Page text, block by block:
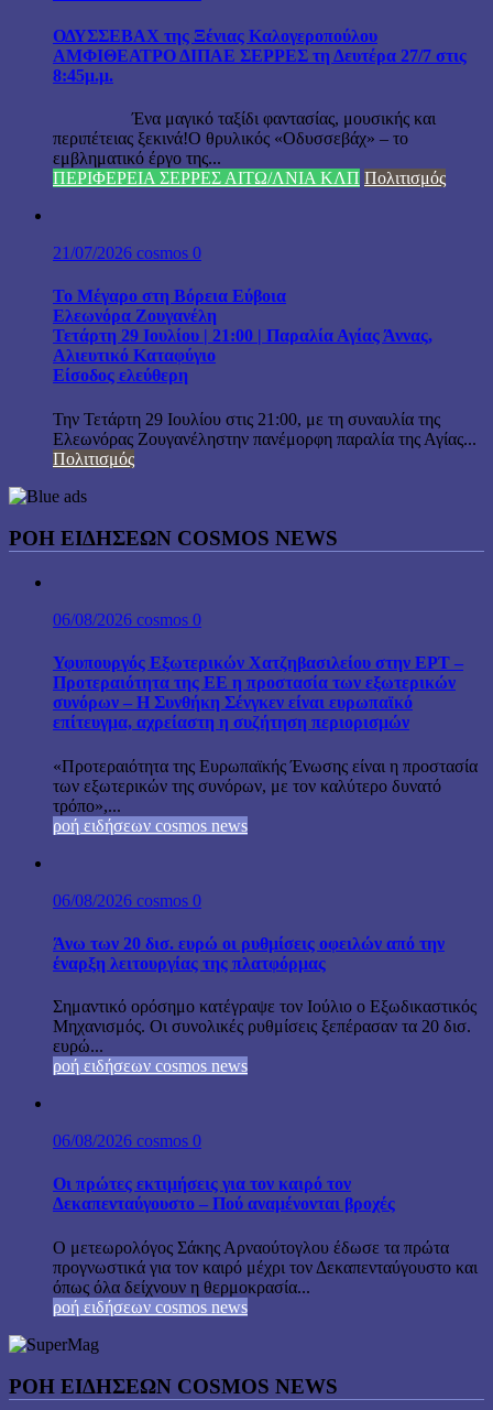
ΟΔΥΣΣΕΒΑΧ της Ξένιας Καλογεροπούλου
ΑΜΦΙΘΕΑΤΡΟ ΔΙΠΑΕ ΣΕΡΡΕΣ τη Δευτέρα 27/7 στις
8:45μ.μ.
Ένα μαγικό ταξίδι φαντασίας, μουσικής και
περιπέτειας ξεκινά!Ο θρυλικός «Οδυσσεβάχ» – το
εμβληματικό έργο της...
ΠΕΡΙΦΕΡΕΙΑ ΣΕΡΡΕΣ ΑΙΤΩ/ΛΝΙΑ ΚΛΠ Πολιτισμός
21/07/2026 cosmos 0
Το Μέγαρο στη Βόρεια Εύβοια
Ελεωνόρα Ζουγανέλη
Τετάρτη 29 Ιουλίου | 21:00 | Παραλία Αγίας Άννας,
Αλιευτικό Καταφύγιο
Είσοδος ελεύθερη
Την Τετάρτη 29 Ιουλίου στις 21:00, με τη συναυλία της
Ελεωνόρας Ζουγανέληστην πανέμορφη παραλία της Αγίας...
Πολιτισμός
ΡΟΗ ΕΙΔΗΣΕΩΝ COSMOS NEWS
06/08/2026 cosmos 0
Υφυπουργός Εξωτερικών Χατζηβασιλείου στην ΕΡΤ –
Προτεραιότητα της ΕΕ η προστασία των εξωτερικών
συνόρων – Η Συνθήκη Σένγκεν είναι ευρωπαϊκό
επίτευγμα, αχρείαστη η συζήτηση περιορισμών
«Προτεραιότητα της Ευρωπαϊκής Ένωσης είναι η προστασία
των εξωτερικών της συνόρων, με τον καλύτερο δυνατό
τρόπο»,...
ροή ειδήσεων cosmos news
06/08/2026 cosmos 0
Άνω των 20 δισ. ευρώ οι ρυθμίσεις οφειλών από την
έναρξη λειτουργίας της πλατφόρμας
Σημαντικό ορόσημο κατέγραψε τον Ιούλιο ο Εξωδικαστικός
Μηχανισμός. Οι συνολικές ρυθμίσεις ξεπέρασαν τα 20 δισ.
ευρώ...
ροή ειδήσεων cosmos news
06/08/2026 cosmos 0
Οι πρώτες εκτιμήσεις για τον καιρό τον
Δεκαπενταύγουστο – Πού αναμένονται βροχές
Ο μετεωρολόγος Σάκης Αρναούτογλου έδωσε τα πρώτα
προγνωστικά για τον καιρό μέχρι τον Δεκαπενταύγουστο και
όπως όλα δείχνουν η θερμοκρασία...
ροή ειδήσεων cosmos news
ΡΟΉ ΕΙΔΉΣΕΩΝ COSMOS NEWS